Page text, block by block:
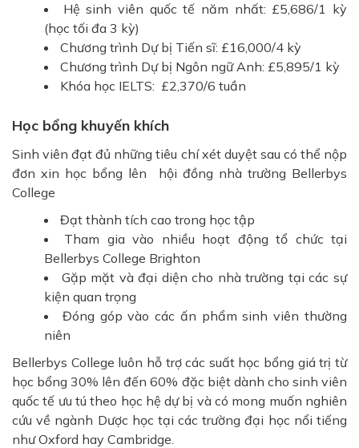
Hệ sinh viên quốc tế năm nhất: £5,686/1 kỳ
(học tối đa 3 kỳ)
Chương trình Dự bị Tiến sĩ: £16,000/4 kỳ
Chương trình Dự bị Ngôn ngữ Anh: £5,895/1 kỳ
Khóa học IELTS: £2,370/6 tuần
Học bổng khuyến khích
Sinh viên đạt đủ những tiêu chí xét duyệt sau có thể nộp
đơn xin học bổng lên hội đồng nhà trường Bellerbys
College
Đạt thành tích cao trong học tập
Tham gia vào nhiều hoạt động tổ chức tại
Bellerbys College Brighton
Gặp mặt và đại diện cho nhà trường tại các sự
kiện quan trọng
Đóng góp vào các ấn phẩm sinh viên thường
niên
Bellerbys College luôn hỗ trợ các suất học bổng giá trị từ
học bổng 30% lên đến 60% đặc biệt dành cho sinh viên
quốc tế ưu tú theo học hệ dự bị và có mong muốn nghiên
cứu về ngành Dược học tại các trường đại học nổi tiếng
như Oxford hay Cambridge.